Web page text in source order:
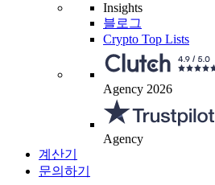
Insights
블로그
Crypto Top Lists
Agency 2026
Agency
계산기
문의하기